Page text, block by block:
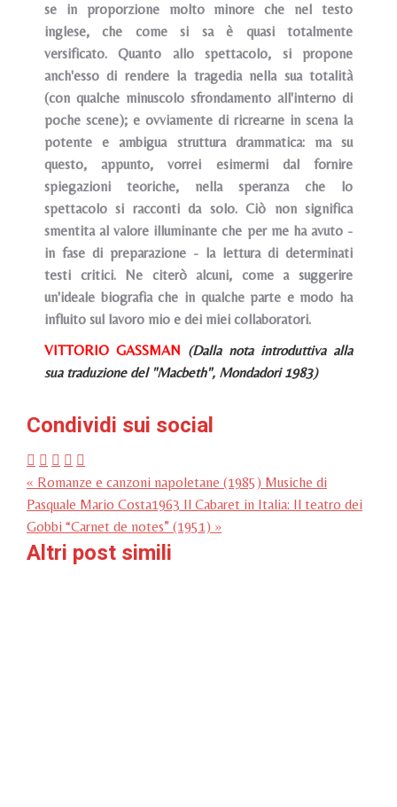
se in proporzione molto minore che nel testo
inglese, che come si sa è quasi totalmente
versificato. Quanto allo spettacolo, si propone
anch'esso di rendere la tragedia nella sua totalità
(con qualche minuscolo sfrondamento all'interno di
poche scene); e ovviamente di ricrearne in scena la
potente e ambigua struttura drammatica: ma su
questo, appunto, vorrei esimermi dal fornire
spiegazioni teoriche, nella speranza che lo
spettacolo si racconti da solo. Ciò non significa
smentita al valore illuminante che per me ha avuto -
in fase di preparazione - la lettura di determinati
testi critici. Ne citerò alcuni, come a suggerire
un'ideale biografia che in qualche parte e modo ha
influito sul lavoro mio e dei miei collaboratori.
VITTORIO GASSMAN (Dalla nota introduttiva alla
sua traduzione del "Macbeth", Mondadori 1983)
Condividi sui social
« Romanze e canzoni napoletane (1985) Musiche di
Pasquale Mario Costa1963 Il Cabaret in Italia: Il teatro dei
Gobbi “Carnet de notes” (1951) »
Altri post simili